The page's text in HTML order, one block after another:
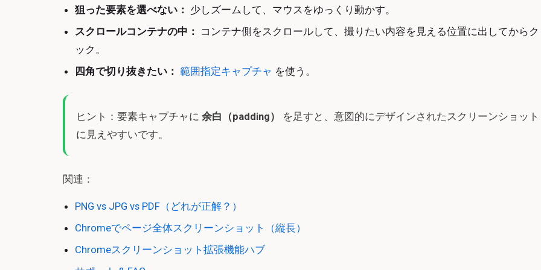
狙った要素を選べない： 少しズームして、マウスをゆっくり動かす。
スクロールコンテナの中： コンテナ側をスクロールして、撮りたい内容を見える位置に出してから
ック。
四角で切り抜きたい： 範囲指定キャプチャ を使う。
ヒント：要素キャプチャに余白（padding）
を足すと、意図的にデザインされたスクリーンショット
に見えやすいです。
関連：
PNG vs JPG vs PDF（どれが正解？）
Chromeでページ全体スクリーンショット（縦長）
Chromeスクリーンショット拡張機能ハブ